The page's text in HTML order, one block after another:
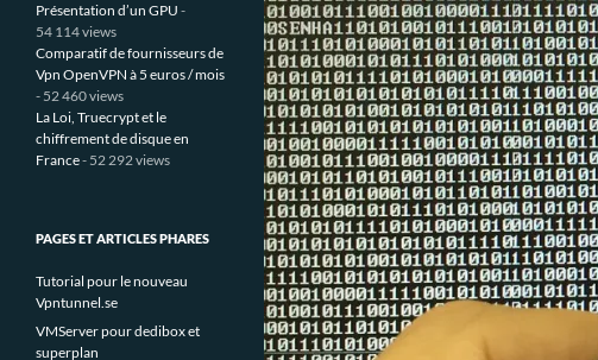
Présentation d’un GPU -
54 114 views
Comparatif de fournisseurs de
Vpn OpenVPN à 5 euros / mois
- 52 460 views
La Loi, Truecrypt et le
chiffrement de disque en
France- 52 292 views
PAGES ET ARTICLES PHARES
Tutorial pour le nouveau
Vpntunnel.se
VMServer pour dedibox et
superplan